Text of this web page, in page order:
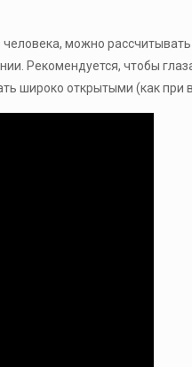
можно
Рекомендуется, чтобы
широко открытыми (как при